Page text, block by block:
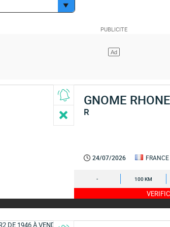
GNOME RHONE
R
24/07/2026 FRANCE
- 100 KM